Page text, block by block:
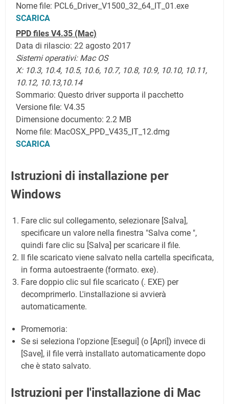
Nome file: PCL6_Driver_V1500_32_64_IT_01.exe
SCARICA
PPD files V4.35 (Mac)
Data di rilascio: 22 agosto 2017
Sistemi operativi: Mac OS
X: 10.3, 10.4, 10.5, 10.6, 10.7, 10.8, 10.9, 10.10, 10.11,
10.12, 10.13,10.14
Sommario: Questo driver supporta il pacchetto
Versione file: V4.35
Dimensione documento: 2.2 MB
Nome file: MacOSX_PPD_V435_IT_12.dmg
SCARICA
Istruzioni di installazione per
Windows
Fare clic sul collegamento, selezionare [Salva],
specificare un valore nella finestra "Salva come ",
quindi fare clic su [Salva] per scaricare il file.
Il file scaricato viene salvato nella cartella specificata,
in forma autoestraente (formato. exe).
Fare doppio clic sul file scaricato (. EXE) per
decomprimerlo. L'installazione si avvierà
automaticamente.
Promemoria:
Se si seleziona l'opzione [Esegui] (o [Apri]) invece di
[Save], il file verrà installato automaticamente dopo
che è stato salvato.
Istruzioni per l'installazione di Mac